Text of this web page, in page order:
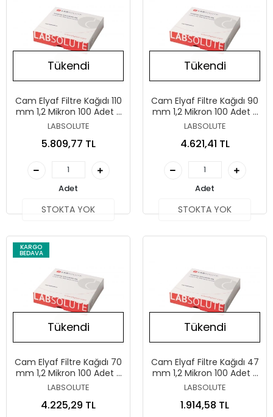
Tükendi
Cam Elyaf Filtre Kağıdı 110
mm 1,2 Mikron 100 Adet /
Paket
LABSOLUTE
5.809,77 TL
Adet
STOKTA YOK
Tükendi
Cam Elyaf Filtre Kağıdı 90
mm 1,2 Mikron 100 Adet /
Paket
LABSOLUTE
4.621,41 TL
Adet
STOKTA YOK
KARGO
BEDAVA
Tükendi
Cam Elyaf Filtre Kağıdı 70
mm 1,2 Mikron 100 Adet /
Paket
LABSOLUTE
4.225,29 TL
Tükendi
Cam Elyaf Filtre Kağıdı 47
mm 1,2 Mikron 100 Adet /
Paket
LABSOLUTE
1.914,58 TL